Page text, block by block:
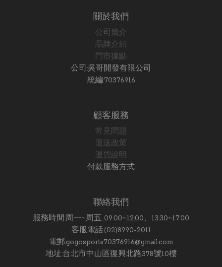
關於我們
公司簡介
品牌介紹
門市據點
公司:吳哥開發有限公司
統編:70376916
顧客服務
常見問題
運送政策
退貨說明
付款服務方式
聯絡我們
服務時間:周一~周五 09:00~12:00、13:30~17:00
客服電話:(02)8990-2011
電郵:gogosports70376916@gmail.com
地址:台北市中山區復興北路378號10樓